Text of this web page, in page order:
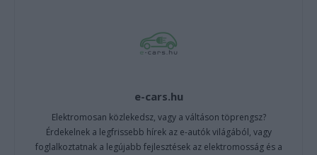
e-cars.hu
Elektromosan közlekedsz, vagy a váltáson töprengsz?
Érdekelnek a legfrissebb hírek az e-autók világából, vagy
foglalkoztatnak a legújabb fejlesztések az elektromosság és a